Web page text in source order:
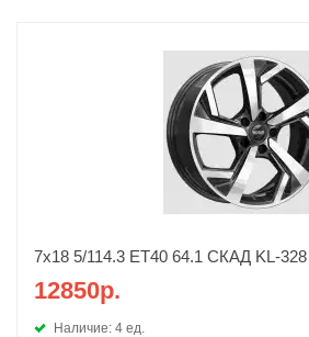
7x18 5/114.3 ET40 64.1 СКАД KL-
12850р.
Наличие: 4 ед.